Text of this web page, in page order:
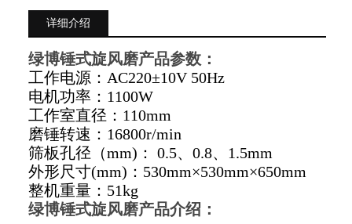
外形尺寸（mm）：530mm×530mm×650mm
整机重量：51kg
详细介绍
绿博锤式旋风磨产品参数：
工作电源：AC220±10V 50Hz
电机功率：1100W
工作室直径：110mm
磨锤转速：16800r/min
筛板孔径（mm)： 0.5、0.8、1.5mm
外形尺寸(mm)：530mm×530mm×650mm
整机重量：51kg
绿博锤式旋风磨产品介绍：